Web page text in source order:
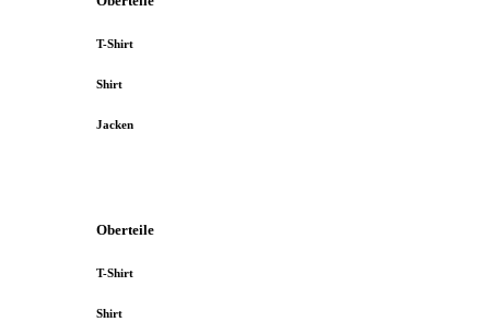
T-Shirt
Shirt
Jacken
Oberteile
T-Shirt
Shirt